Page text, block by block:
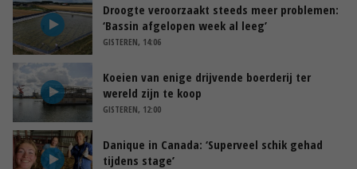
Droogte veroorzaakt steeds meer problemen:
‘Bassin afgelopen week al leeg’
GISTEREN, 14:06
Koeien van enige drijvende boerderij ter
wereld zijn te koop
GISTEREN, 12:00
Danique in Canada: ‘Superveel schik gehad
tijdens stage’